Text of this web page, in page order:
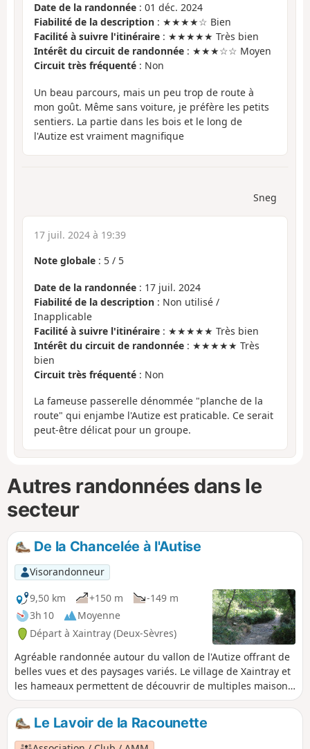
Date de la randonnée : 01 déc. 2024
Fiabilité de la description : ★★★★☆ Bien
Facilité à suivre l'itinéraire : ★★★★★ Très bien
Intérêt du circuit de randonnée : ★★★☆☆ Moyen
Circuit très fréquenté : Non
Un beau parcours, mais un peu trop de route à
mon goût. Même sans voiture, je préfère les petits
sentiers. La partie dans les bois et le long de
l'Autize est vraiment magnifique
Sneg
17 juil. 2024 à 19:39
Note globale : 5 / 5
Date de la randonnée : 17 juil. 2024
Fiabilité de la description : Non utilisé /
Inapplicable
Facilité à suivre l'itinéraire : ★★★★★ Très bien
Intérêt du circuit de randonnée : ★★★★★ Très
bien
Circuit très fréquenté : Non
La fameuse passerelle dénommée "planche de la
route" qui enjambe l'Autize est praticable. Ce serait
peut-être délicat pour un groupe.
Autres randonnées dans le
secteur
De la Chancelée à l'Autise
Visorandonneur
9,50 km
+150 m
-149 m
3h 10
Moyenne
Départ à Xaintray (Deux-Sèvres)
Agréable randonnée autour du vallon de l'Autize offrant de
belles vues et des paysages variés. Le village de Xaintray et
les hameaux permettent de découvrir de multiples maisons
anciennes rénovées qui donnent un charme certain au
village. Le château de Gorre et des lavoirs complètent le
patrimoine bâti. Les vallons de l'Autize et de la Chancelée
sont des secteurs de nature préservée.
Le Lavoir de la Racounette